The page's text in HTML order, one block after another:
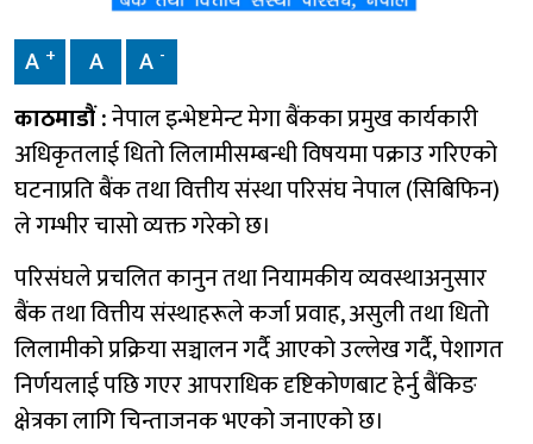
A + A A -
काठमाडौं :नेपाल इन्भेष्टमेन्ट मेगा बैंकका प्रमुख कार्यकारी
अधिकृतलाई धितो लिलामीसम्बन्धी विषयमा पक्राउ गरिएको
घटनाप्रति बैंक तथा वित्तीय संस्था परिसंघ नेपाल (सिबिफिन)
ले गम्भीर चासो व्यक्त गरेको छ।
परिसंघले प्रचलित कानुन तथा नियामकीय व्यवस्थाअनुसार
बैंक तथा वित्तीय संस्थाहरूले कर्जा प्रवाह, असुली तथा धितो
लिलामीको प्रक्रिया सञ्चालन गर्दै आएको उल्लेख गर्दै, पेशागत
निर्णयलाई पछि गएर आपराधिक दृष्टिकोणबाट हेर्नु बैंकिङ
क्षेत्रका लागि चिन्ताजनक भएको जनाएको छ।